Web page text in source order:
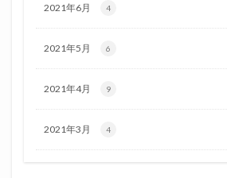
2021年6月 4
2021年5月 6
2021年4月 9
2021年3月 4